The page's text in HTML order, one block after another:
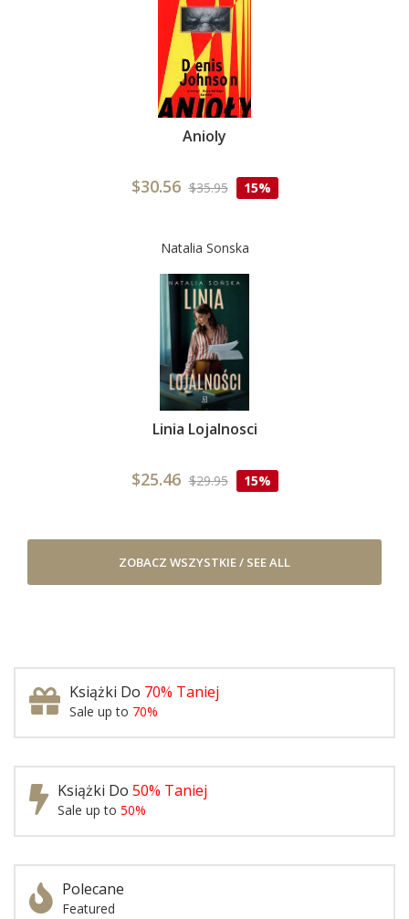
Anioly
$30.56 $35.95 15%
Natalia Sonska
Linia Lojalnosci
$25.46 $29.95 15%
ZOBACZ WSZYSTKIE / SEE ALL
Książki Do 70% Taniej
Sale up to 70%
Książki Do 50% Taniej
Sale up to 50%
Polecane
Featured